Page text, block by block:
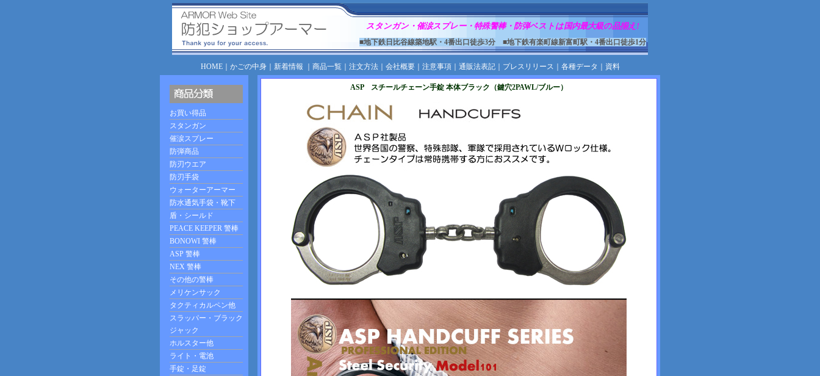
スタンガン・催涙スプレー・特殊警棒・防弾ベストは国内最大級の品揃え!
■地下鉄日比谷線築地駅・4番出口徒歩3分 ■地下鉄有楽町線新富町駅・4番出口徒歩1分
HOME｜ かごの中身｜ 新着情報 商品一覧｜ 注文方法｜ 会社概要｜ 注意事項｜ 通販法表記｜ プレスリリース 各種データ 資料
ASP スチールチェーン手錠 本体ブラック（鍵穴2PAWL/ブルー）